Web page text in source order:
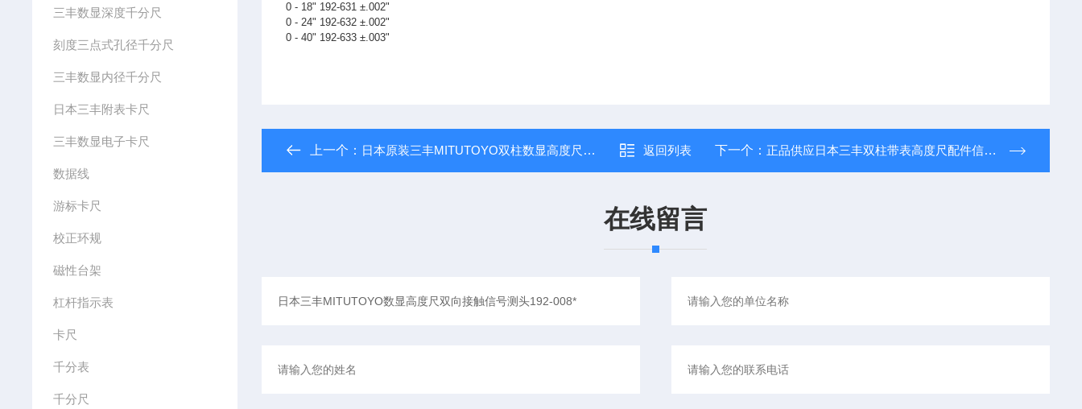
三丰数显深度千分尺
刻度三点式孔径千分尺
三丰数显内径千分尺
日本三丰附表卡尺
三丰数显电子卡尺
数据线
游标卡尺
校正环规
磁性台架
杠杆指示表
卡尺
千分表
千分尺
0 - 18" 192-631 ±.002"
0 - 24" 192-632 ±.002"
0 - 40" 192-633 ±.003"
上一个： 日本原装三丰MITUTOYO双柱数显高度尺配件192-008 返回列表 下一个： 正品供应日本三丰双柱带表高度尺配件信号接触测头192-008
在线留言